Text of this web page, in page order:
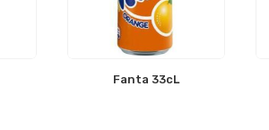
Fanta 33cL